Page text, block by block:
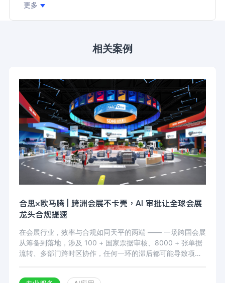
更多
相关案例
合思×欧马腾 | 跨洲会展不卡壳，AI 审批让全球会展
龙头合规提速
在会展行业，效率与合规如同天平的两端 —— 一场跨国会展
从筹备到落地，涉及 100 + 国家票据审核、8000 + 张单据
流转、多部门跨时区协作，任何一环的滞后都可能导致项目